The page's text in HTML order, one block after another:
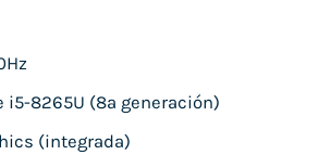
i5-8265U (8ª generación)
(integrada)